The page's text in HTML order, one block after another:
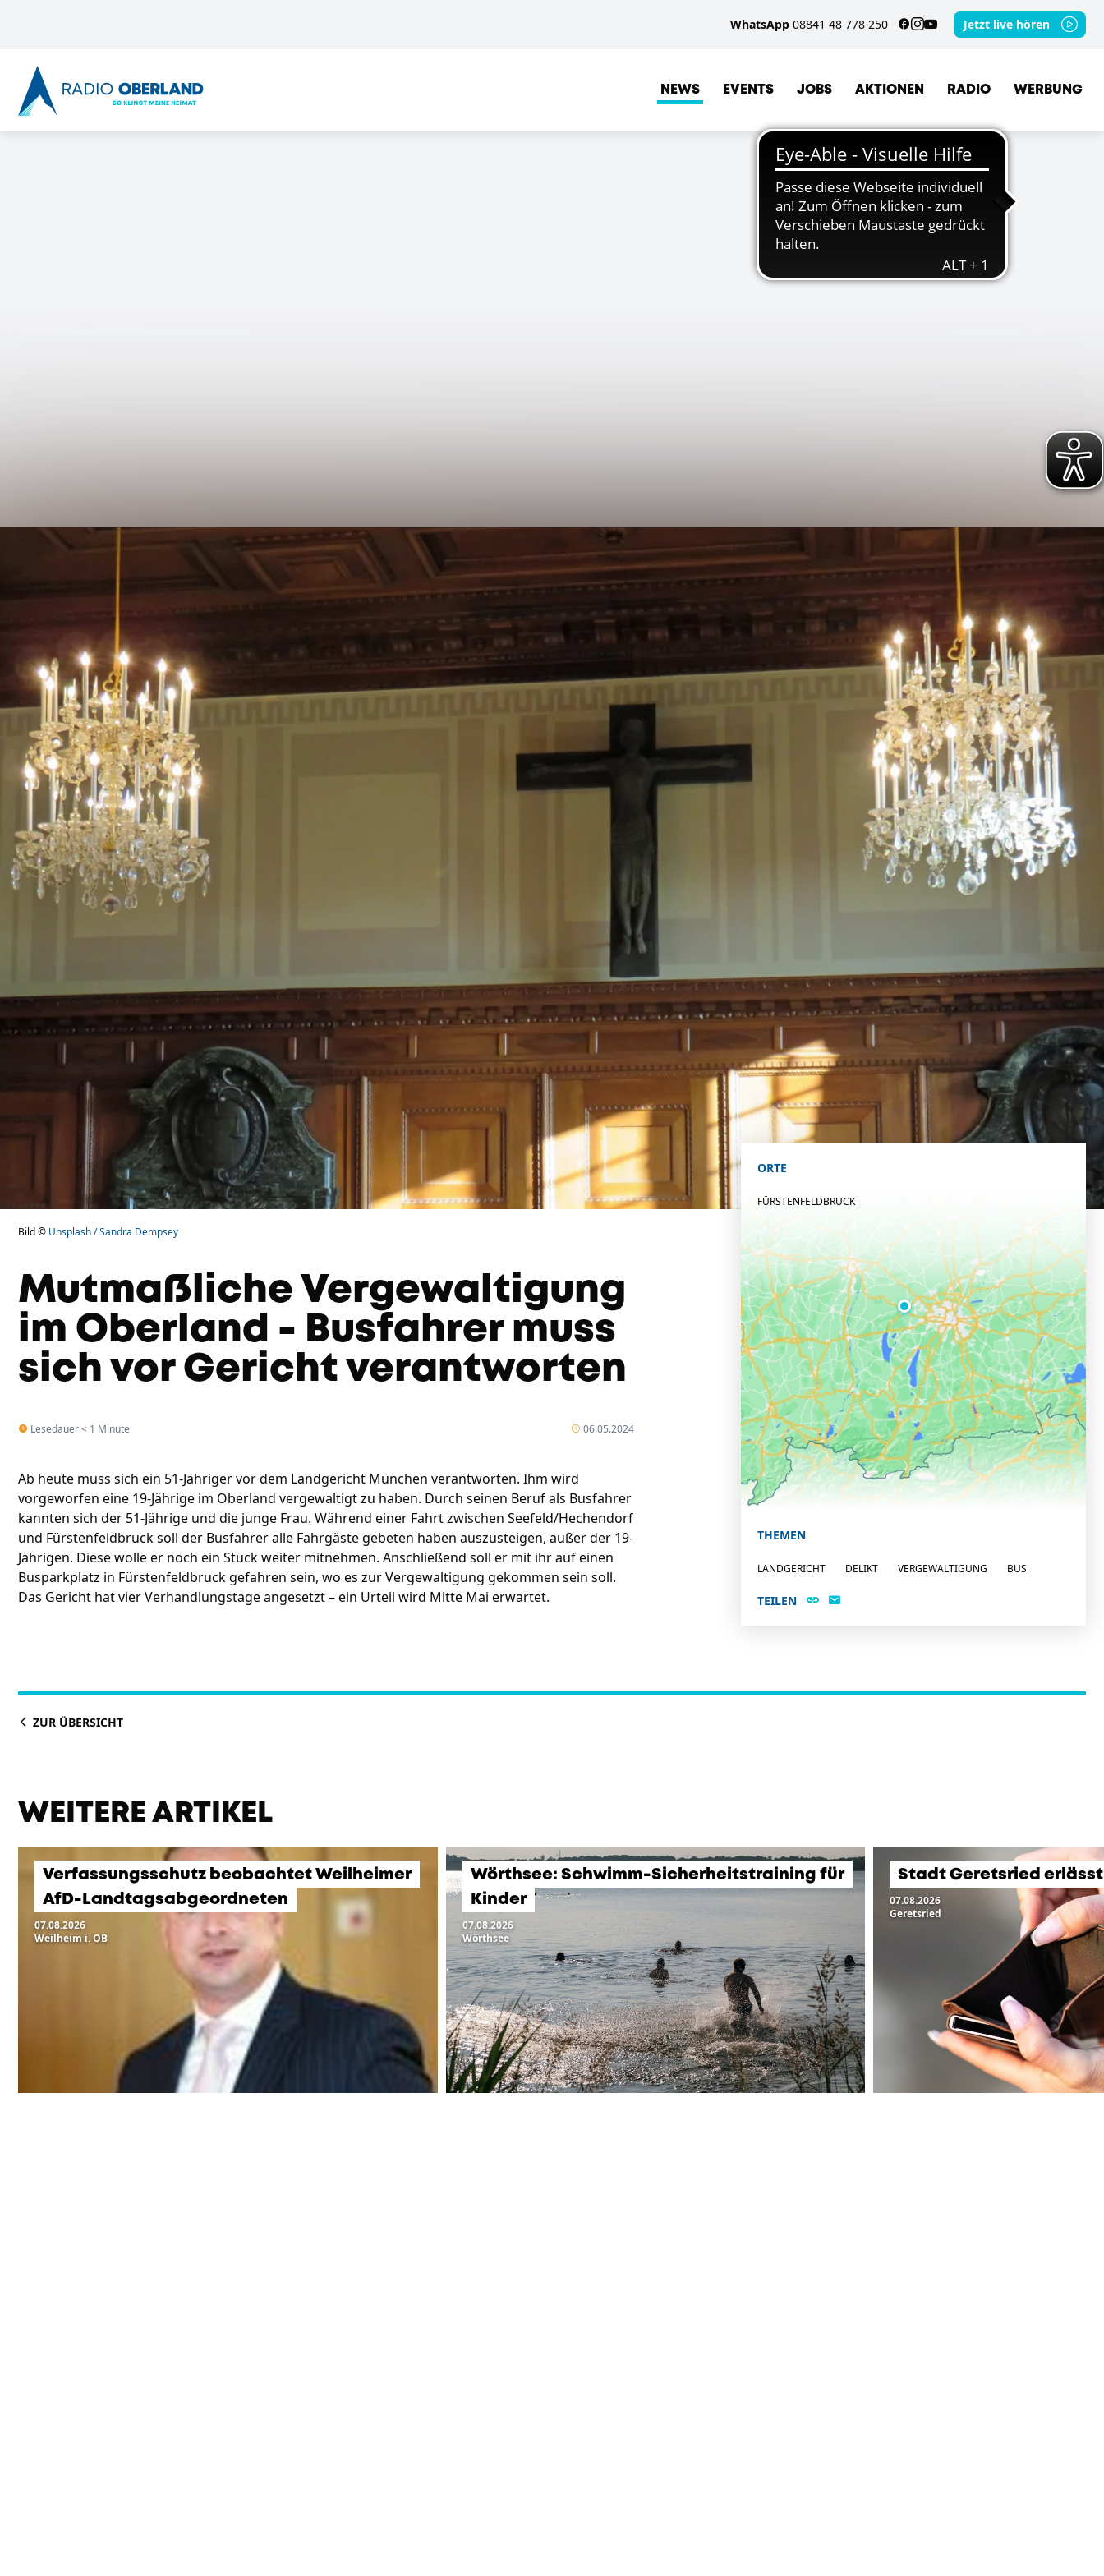
WhatsApp 08841 48 778 250 Jetzt live hören
NEWS EVENTS JOBS AKTIONEN RADIO WERBUNG
Bild © Unsplash / Sandra Dempsey
Mutmaßliche Vergewaltigung
im Oberland - Busfahrer muss
sich vor Gericht verantworten
Lesedauer < 1 Minute 06.05.2024
Ab heute muss sich ein 51-Jähriger vor dem Landgericht München verantworten. Ihm wird
vorgeworfen eine 19-Jährige im Oberland vergewaltigt zu haben. Durch seinen Beruf als Busfahrer
kannten sich der 51-Jährige und die junge Frau. Während einer Fahrt zwischen Seefeld/Hechendorf
und Fürstenfeldbruck soll der Busfahrer alle Fahrgäste gebeten haben auszusteigen, außer der 19-
Jährigen. Diese wolle er noch ein Stück weiter mitnehmen. Anschließend soll er mit ihr auf einen
Busparkplatz in Fürstenfeldbruck gefahren sein, wo es zur Vergewaltigung gekommen sein soll.
Das Gericht hat vier Verhandlungstage angesetzt – ein Urteil wird Mitte Mai erwartet.
ORTE
FÜRSTENFELDBRUCK
THEMEN
LANDGERICHT DELIKT VERGEWALTIGUNG BUS
TEILEN
ZUR ÜBERSICHT
WEITERE ARTIKEL
Verfassungsschutz beobachtet Weilheimer
AfD-Landtagsabgeordneten
07.08.2026
Weilheim i. OB
Wörthsee: Schwimm-Sicherheitstraining für
Kinder
07.08.2026
Wörthsee
Stadt Geretsried
07.08.2026
Geretsried